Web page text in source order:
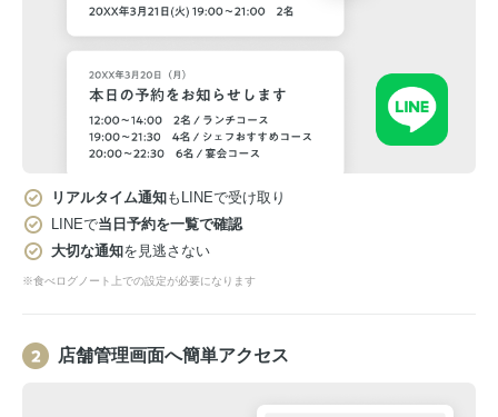
リアルタイム通知もLINEで受け取り
LINEで当日予約を一覧で確認
大切な通知を見逃さない
※食べログノート上での設定が必要になります
店舗管理画面へ簡単アクセス